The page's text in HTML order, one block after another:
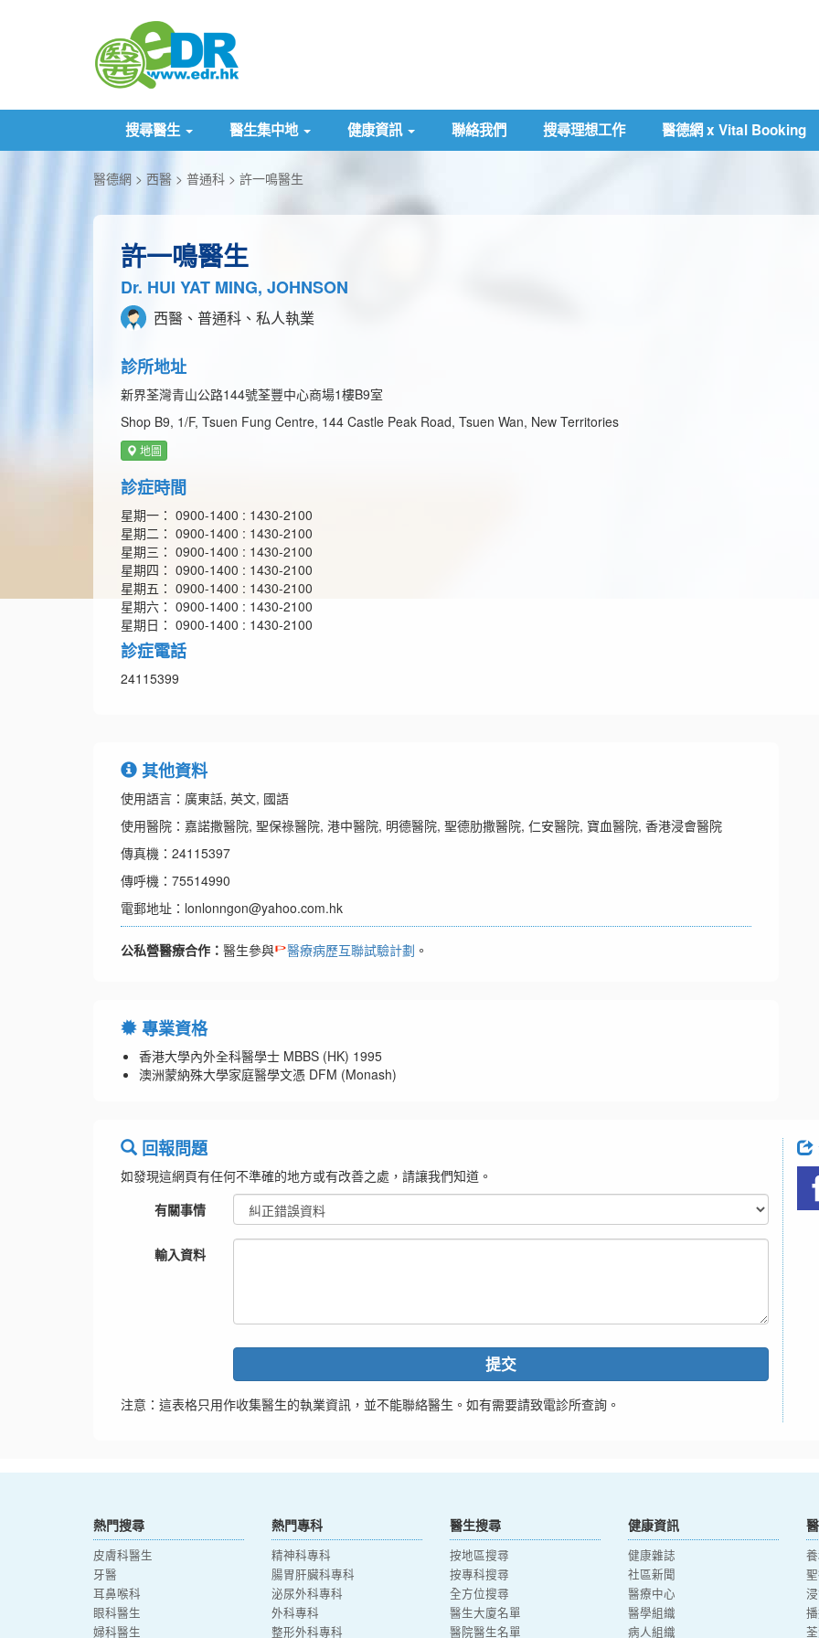
搜尋醫生 醫生集中地 健康資訊 聯絡我們 搜尋理想工作 醫德網 x Vital Booking
醫德網 西醫 普通科 許一鳴醫生
許一鳴醫生
Dr. HUI YAT MING, JOHNSON
西醫、普通科、私人執業
診所地址
新界荃灣青山公路144號荃豐中心商場1樓B9室
Shop B9, 1/F, Tsuen Fung Centre, 144 Castle Peak Road, Tsuen Wan, New Territories
地圖
診症時間
星期一： 0900-1400 : 1430-2100
星期二： 0900-1400 : 1430-2100
星期三： 0900-1400 : 1430-2100
星期四： 0900-1400 : 1430-2100
星期五： 0900-1400 : 1430-2100
星期六： 0900-1400 : 1430-2100
星期日： 0900-1400 : 1430-2100
診症電話
24115399
其他資料
使用語言：廣東話, 英文, 國語
使用醫院：嘉諾撒醫院, 聖保祿醫院, 港中醫院, 明德醫院, 聖德肋撒醫院, 仁安醫院, 寶血醫院, 香港浸會醫院
傳真機：24115397
傳呼機：75514990
電郵地址：lonlonngon@yahoo.com.hk
公私營醫療合作： 醫生參與 醫療病歷互聯試驗計劃 。
專業資格
香港大學內外全科醫學士 MBBS (HK) 1995
澳洲蒙納殊大學家庭醫學文憑 DFM (Monash)
回報問題
如發現這網頁有任何不準確的地方或有改善之處，請讓我們知道。
有關事情
輸入資料
提交
注意：這表格只用作收集醫生的執業資訊，並不能聯絡醫生。如有需要請致電診所查詢。
熱門搜尋
皮膚科醫生
牙醫
耳鼻喉科
眼科醫生
婦科醫生
熱門專科
精神科專科
腸胃肝臟科專科
泌尿外科專科
外科專科
整形外科專科
醫生搜尋
按地區搜尋
按專科搜尋
全方位搜尋
醫生大廈名單
醫院醫生名單
健康資訊
健康雜誌
社區新聞
醫療中心
醫學組織
病人組織